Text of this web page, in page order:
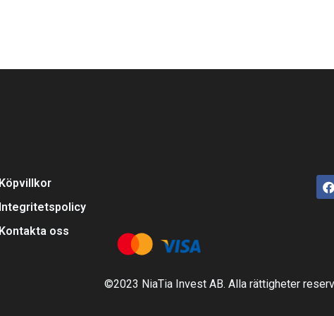
Köpvillkor
Integritetspolicy
Kontakta oss
©2023 NiaTia Invest AB. Alla rättigheter